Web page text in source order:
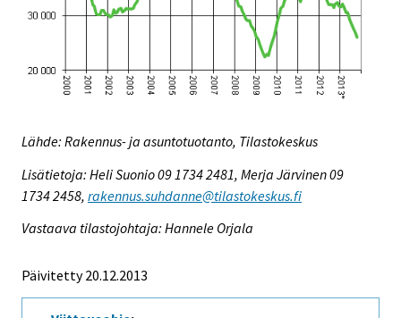
Lähde: Rakennus- ja asuntotuotanto, Tilastokeskus
Lisätietoja: Heli Suonio 09 1734 2481, Merja Järvinen 09
1734 2458, rakennus.suhdanne@tilastokeskus.fi
Vastaava tilastojohtaja: Hannele Orjala
Päivitetty 20.12.2013